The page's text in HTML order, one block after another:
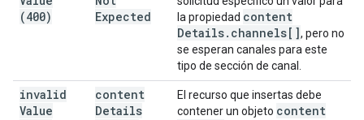
(400)
Expected
la propiedad content
Details. channels[], pero no
se esperan canales para este
tipo de sección de canal.
invalid
Value
content
Details
El recurso que insertas debe
contener un objeto content